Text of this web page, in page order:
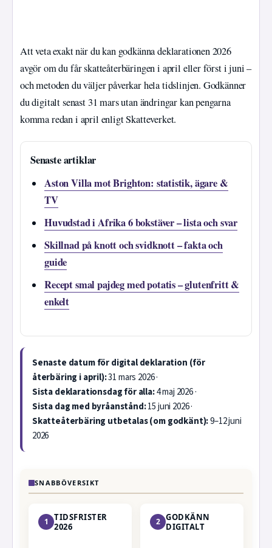
Att veta exakt när du kan godkänna deklarationen 2026
avgör om du får skatteåterbäringen i april eller först i juni –
och metoden du väljer påverkar hela tidslinjen. Godkänner
du digitalt senast 31 mars utan ändringar kan pengarna
komma redan i april enligt Skatteverket.
Senaste artiklar
Aston Villa mot Brighton: statistik, ägare &
TV
Huvudstad i Afrika 6 bokstäver – lista och svar
Skillnad på knott och svidknott – fakta och
guide
Recept smal pajdeg med potatis – glutenfritt &
enkelt
Senaste datum för digital deklaration (för
återbäring i april):31 mars 2026 ·
Sista deklarationsdag för alla:4 maj 2026 ·
Sista dag med byråanstånd:15 juni 2026 ·
Skatteåterbäring utbetalas (om godkänt):9–12 juni
2026
SNABBÖVERSIKT
1
TIDSFRISTER
2026
2 GODKÄNN
DIGITALT